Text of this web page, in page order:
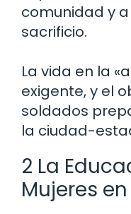
comunidad y
sacrificio.
La vida en la
exigente, y el
soldados
la ciudad-
2 La
Mujeres